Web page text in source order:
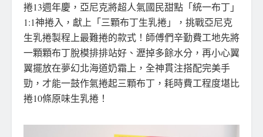
捲13週年慶，亞尼克將超人氣國民甜點「統一布丁」
1:1神捲入，獻上「三顆布丁生乳捲」，挑戰亞尼克
生乳捲製程上最難捲的款式！師傅們辛勤費工地先將
一顆顆布丁脫模排排站好、瀝掉多餘水分，再小心翼
翼擺放在夢幻北海道奶霜上，全神貫注搭配完美手
勁，才能一鼓作氣捲起三顆布丁，耗時費工程度堪比
捲10條原味生乳捲！